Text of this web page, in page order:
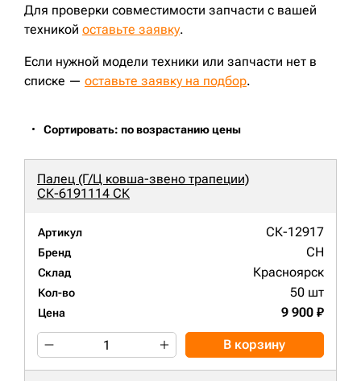
Для проверки совместимости запчасти с вашей
техникой оставьте заявку.
Если нужной модели техники или запчасти нет в
списке — оставьте заявку на подбор.
Сортировать: по возрастанию цены
Палец (Г/Ц ковша-звено трапеции)
СК-6191114 СК
Артикул СК-12917
Бренд CH
Склад Красноярск
Кол-во 50 шт
Цена 9 900 ₽
В корзину